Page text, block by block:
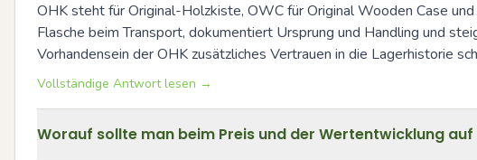
OHK steht für Original-Holzkiste, OWC für Original Wooden Case
Flasche beim Transport, dokumentiert Ursprung und Handling und
Vorhandensein der OHK zusätzliches Vertrauen in die Lagerhistorie
Vollständige Antwort lesen →
Worauf sollte man beim Preis und der Wertentwicklung